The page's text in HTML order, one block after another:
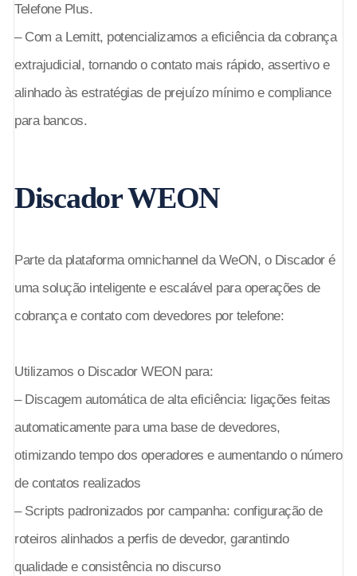
Telefone Plus.
– Com a Lemitt, potencializamos a eficiência da cobrança
extrajudicial, tornando o contato mais rápido, assertivo e
alinhado às estratégias de prejuízo mínimo e compliance
para bancos.
Discador WEON
Parte da plataforma omnichannel da WeON, o Discador é
uma solução inteligente e escalável para operações de
cobrança e contato com devedores por telefone:
Utilizamos o Discador WEON para:
– Discagem automática de alta eficiência: ligações feitas
automaticamente para uma base de devedores,
otimizando tempo dos operadores e aumentando o número
de contatos realizados
– Scripts padronizados por campanha: configuração de
roteiros alinhados a perfis de devedor, garantindo
qualidade e consistência no discurso